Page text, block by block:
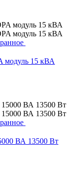
модуль 15 кВА
ВА 13500 Вт